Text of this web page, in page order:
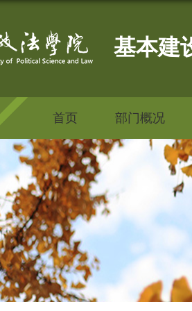
基本建
首页 部门概况